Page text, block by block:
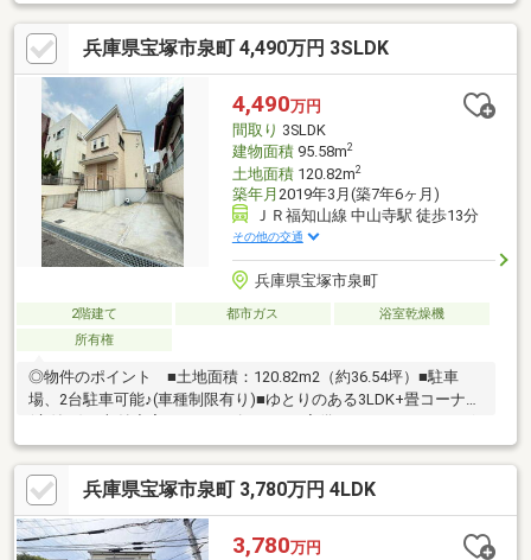
の家事や生活動線を意識した暮らしが叶います。□LDKには畳コー
ナーが設けられ、家族が思い思いに過ごす場所として活用可能。
□全居室6帖以上かつ2面採光で、各空間の使い方にゆとりが生ま
れます□徒歩5分の上の池公園では自然に触れる時間を日常に取り
入れ、徒歩10分のダイエー宝塚中山店で買い物を済ませるなど、
生活の動線も描きやすい立地。
兵庫県宝塚市泉町 4,490万円 3SLDK
4,490万円
間取り 3SLDK
建物面積95.58m2
土地面積120.82m2
築年月 2019年3月(築7年6ヶ月)
ＪＲ福知山線 中山寺駅 徒歩13分
その他の交通
兵庫県宝塚市泉町
2階建て 都市ガス
浴室乾燥機
所有権
◎物件のポイント ■土地面積：120.82m2（約36.54坪）■駐車
場、2台駐車可能♪(車種制限有り)■ゆとりのある3LDK+畳コーナー
います♪■南向き、陽当たり良好、通風良好!!■室内とても綺麗にお
使いです♪◎立地のポイント■ダイエー 宝塚中山店 徒歩10分■
宝塚市立小浜小学校 徒歩12分■宝塚市立安倉中学校 徒歩22分■
セブンイレブン 宝塚泉町店 徒歩4分■周辺環境良好!!人気のエリ
アの物件です!!ご内覧が可能です。お気軽にご連絡ください
兵庫県宝塚市泉町 3,780万円 4LDK
3,780万円